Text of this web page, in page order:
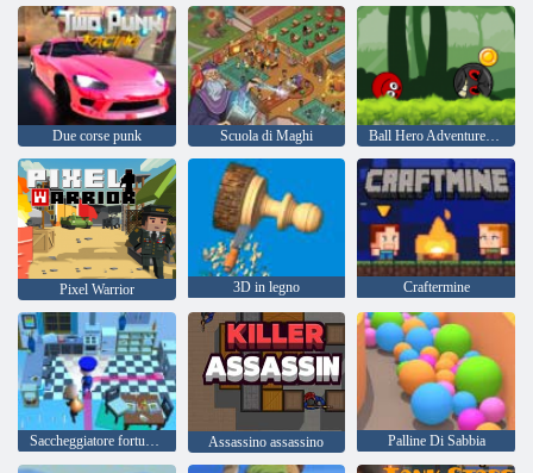
Due corse punk Scuola di Maghi Ball Hero Adventure: Red Bounce Ball
Pixel Warrior 3D in legno Craftermine
Saccheggiatore fortunato Assassino assassino Palline Di Sabbia